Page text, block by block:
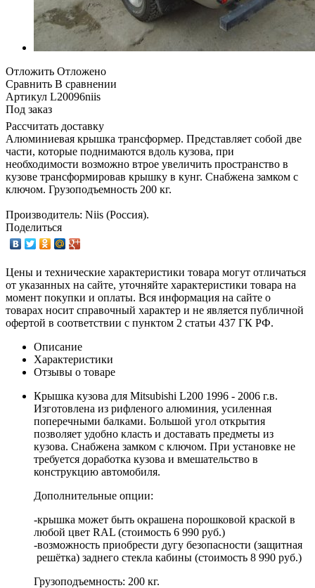
Отложить Отложено
Сравнить В сравнении
Артикул L20096niis
Под заказ
Рассчитать доставку
Алюминиевая крышка трансформер. Представляет собой две
части, которые поднимаются вдоль кузова, при
необходимости возможно втрое увеличить пространство в
кузове трансформировав крышку в кунг. Снабжена замком с
ключом. Грузоподъемность 200 кг.
Производитель: Niis (Россия).
Поделиться
Цены и технические характеристики товара могут отличаться
от указанных на сайте, уточняйте характеристики товара на
момент покупки и оплаты. Вся информация на сайте о
товарах носит справочный характер и не является публичной
офертой в соответствии с пунктом 2 статьи 437 ГК РФ.
Описание
Характеристики
Отзывы о товаре
Крышка кузова для Mitsubishi L200 1996 - 2006 г.в.
Изготовлена из рифленого алюминия, усиленная
поперечными балками. Большой угол открытия
позволяет удобно класть и доставать предметы из
кузова. Снабжена замком с ключом. При установке не
требуется доработка кузова и вмешательство в
конструкцию автомобиля.
Дополнительные опции:
-крышка может быть окрашена порошковой краской в
любой цвет RAL (стоимость 6 990 руб.)
-возможность приобрести дугу безопасности (защитная
решётка) заднего стекла кабины (стоимость 8 990 руб.)
Грузоподъемность: 200 кг.